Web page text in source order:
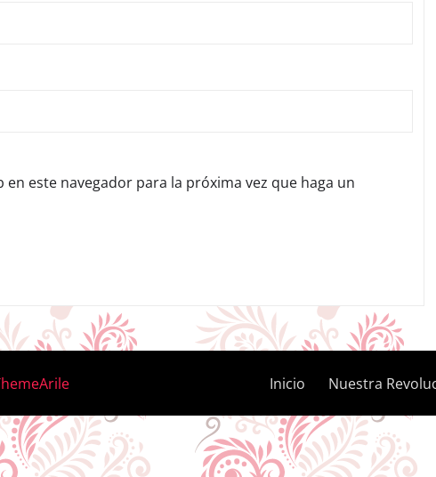
este navegador para la próxima vez que haga un
Inicio Nuestra